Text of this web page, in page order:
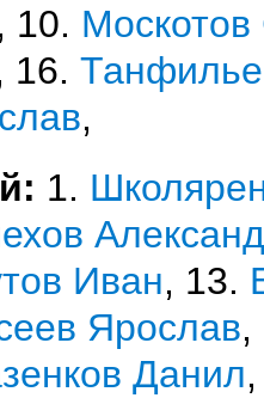
, 10.
16.
,
1.
Иван, 13.
Ярослав
Данил